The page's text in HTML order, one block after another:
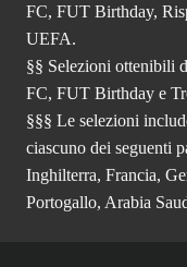
FC, FUT Birthday,
UEFA.
§§ Selezioni ottenibili
FC, FUT Birthday e
§§§ Le selezioni
ciascuno dei seguenti
Inghilterra, Francia,
Portogallo, Arabia